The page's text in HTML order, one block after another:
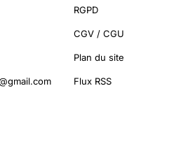
RGPD
CGV / CGU
Plan du site
Flux RSS